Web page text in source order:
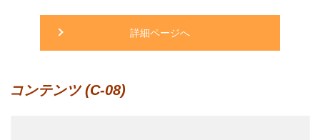
詳細ページへ
コンテンツ (C-08)